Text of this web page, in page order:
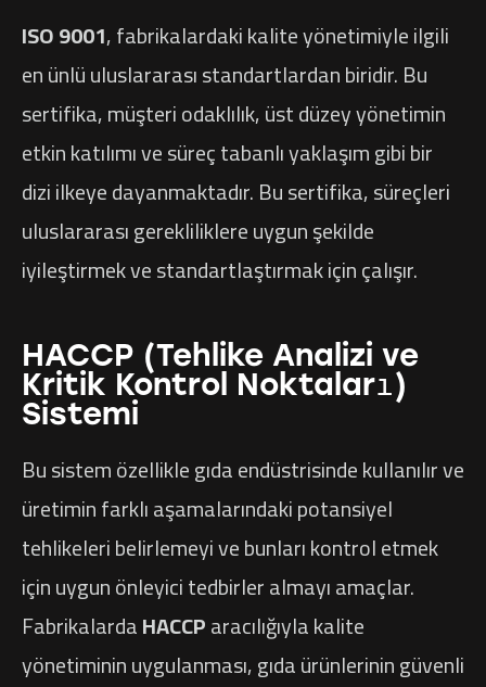
ISO 9001, fabrikalardaki kalite yönetimiyle ilgili
en ünlü uluslararası standartlardan biridir. Bu
sertifika, müşteri odaklılık, üst düzey yönetimin
etkin katılımı ve süreç tabanlı yaklaşım gibi bir
dizi ilkeye dayanmaktadır. Bu sertifika, süreçleri
uluslararası gerekliliklere uygun şekilde
iyileştirmek ve standartlaştırmak için çalışır.
HACCP (Tehlike Analizi ve
Kritik Kontrol Noktaları)
Sistemi
Bu sistem özellikle gıda endüstrisinde kullanılır ve
üretimin farklı aşamalarındaki potansiyel
tehlikeleri belirlemeyi ve bunları kontrol etmek
için uygun önleyici tedbirler almayı amaçlar.
FabrikalardaHACCParacılığıyla kalite
yönetiminin uygulanması, gıda ürünlerinin güvenli